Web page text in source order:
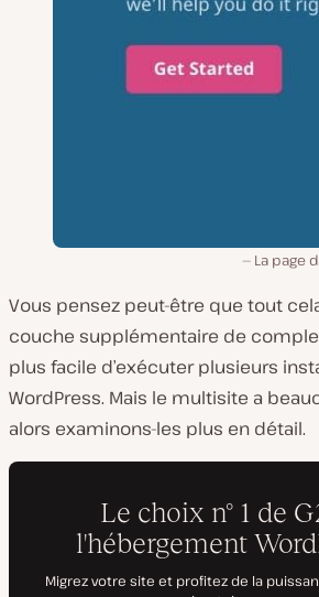
La page
Vous pensez peut-être que tout
couche supplémentaire de
plus facile d’exécuter plusieurs
WordPress. Mais le multisite a
alors examinons-les plus en détail.